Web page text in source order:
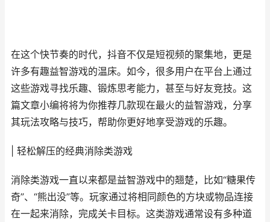
在这个快节奏的时代，抖音不仅是短视频的聚集地，更是
许多有趣益智游戏的温床。如今，很多用户在平台上通过
这些游戏寻找乐趣、锻炼思考能力，甚至与好友竞技。这
篇文章小编将将为你推荐几款现在最火的益智游戏，分享
其玩法攻略与技巧，帮助你更好地享受游戏的乐趣。
| 轻松解压的经典消除类游戏
消除类游戏一直以来都是益智游戏中的翘楚，比如“糖果传
奇”、“熊出没”等。玩家通过将相同颜色的方块或物品连接
在一起来消除，完成关卡目标。这类游戏通常设有多种道